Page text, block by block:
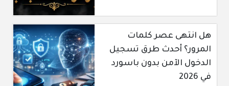
هل انتهى عصر كلمات
المرور؟ أحدث طرق تسجيل
الدخول الآمن بدون باسورد
في 2026